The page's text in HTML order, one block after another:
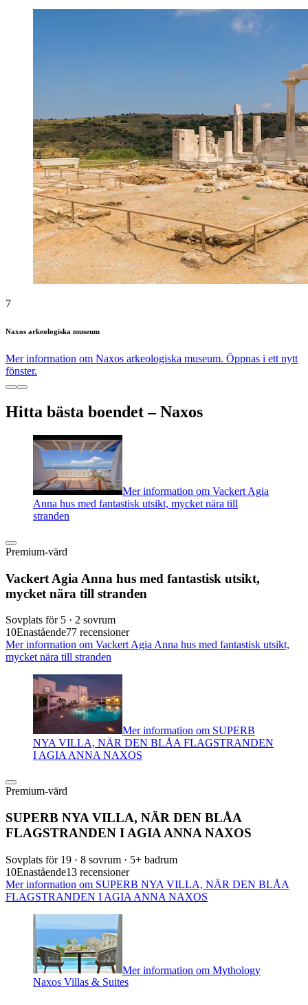
7
Naxos arkeologiska museum
Mer information om Naxos arkeologiska museum. Öppnas i ett nytt
fönster.
Hitta bästa boendet – Naxos
Mer information om Vackert Agia
Anna hus med fantastisk utsikt, mycket nära till
stranden
Premium-värd
Vackert Agia Anna hus med fantastisk utsikt,
mycket nära till stranden
Sovplats för 5 · 2 sovrum
10Enastående77 recensioner
Mer information om Vackert Agia Anna hus med fantastisk utsikt,
mycket nära till stranden
Mer information om SUPERB
NYA VILLA, NÄR DEN BLÅA FLAGSTRANDEN
I AGIA ANNA NAXOS
Premium-värd
SUPERB NYA VILLA, NÄR DEN BLÅA
FLAGSTRANDEN I AGIA ANNA NAXOS
Sovplats för 19 · 8 sovrum · 5+ badrum
10Enastående13 recensioner
Mer information om SUPERB NYA VILLA, NÄR DEN BLÅA
FLAGSTRANDEN I AGIA ANNA NAXOS
Mer information om Mythology
Naxos Villas & Suites